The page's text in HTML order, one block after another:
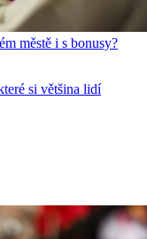
městě i s bonusy?
si většina lidí